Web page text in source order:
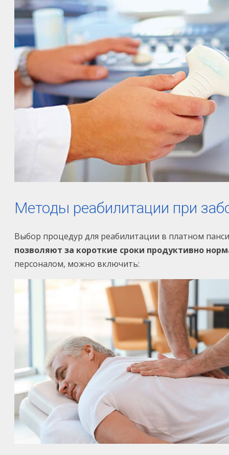
Методы реабилитации при
Выбор процедур для реабилитации в платном
позволяют за короткие сроки продуктивно
персоналом, можно включить: